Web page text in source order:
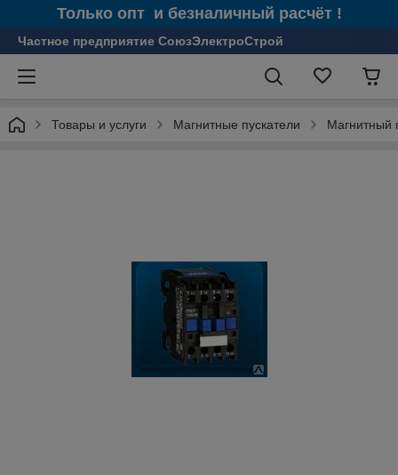
Только опт и безналичный расчёт !
Частное предприятие СоюзЭлектроСтрой
Товары и услуги Магнитные пускатели Магнитный